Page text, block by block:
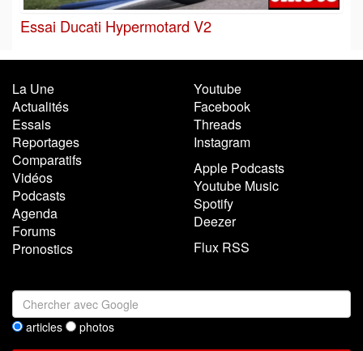
Essai Ducati Hypermotard V2
La Une
Actualités
Essais
Reportages
Comparatifs
Vidéos
Podcasts
Agenda
Forums
Pronostics
Youtube
Facebook
Threads
Instagram
Apple Podcasts
Youtube Music
Spotify
Deezer
Flux RSS
articles photos